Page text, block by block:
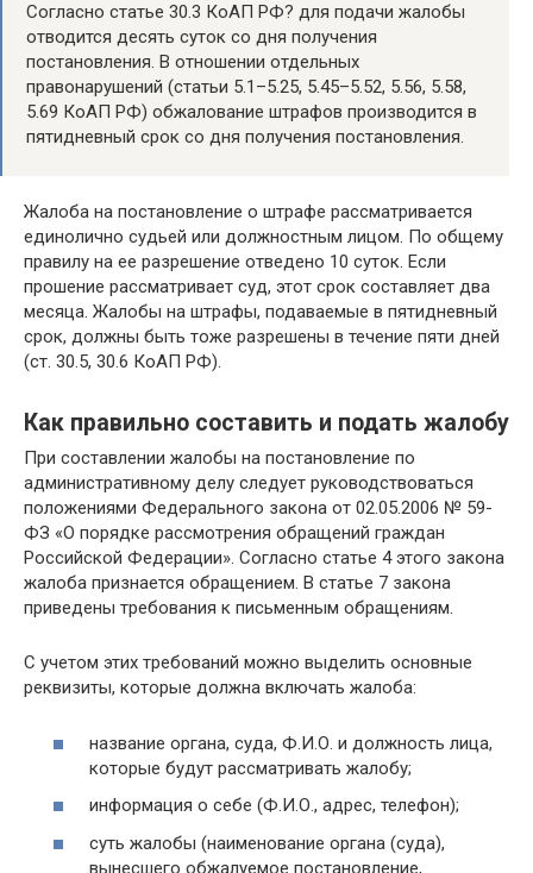
Согласно статье 30.3 КоАП РФ? для подачи жалобы
отводится десять суток со дня получения
постановления. В отношении отдельных
правонарушений (статьи 5.1–5.25, 5.45–5.52, 5.56, 5.58,
5.69 КоАП РФ) обжалование штрафов производится в
пятидневный срок со дня получения постановления.
Жалоба на постановление о штрафе рассматривается
единолично судьей или должностным лицом. По общему
правилу на ее разрешение отведено 10 суток. Если
прошение рассматривает суд, этот срок составляет два
месяца. Жалобы на штрафы, подаваемые в пятидневный
срок, должны быть тоже разрешены в течение пяти дней
(ст. 30.5, 30.6 КоАП РФ).
Как правильно составить и подать жалобу
При составлении жалобы на постановление по
административному делу следует руководствоваться
положениями Федерального закона от 02.05.2006 № 59-
ФЗ «О порядке рассмотрения обращений граждан
Российской Федерации». Согласно статье 4 этого закона
жалоба признается обращением. В статье 7 закона
приведены требования к письменным обращениям.
С учетом этих требований можно выделить основные
реквизиты, которые должна включать жалоба:
название органа, суда, Ф.И.О. и должность лица,
которые будут рассматривать жалобу;
информация о себе (Ф.И.О., адрес, телефон);
суть жалобы (наименование органа (суда),
вынесшего обжалуемое постановление,